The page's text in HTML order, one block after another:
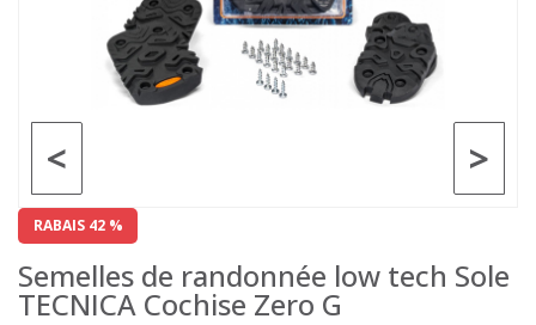
>
<
RABAIS 42 %
Semelles de randonnée low tech Sole
TECNICA Cochise Zero G